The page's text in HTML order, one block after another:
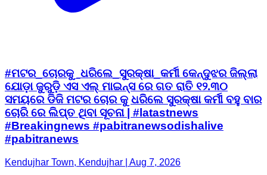
#ମଟର_ଚୋରକୁ_ଧରିଲେ_ସୁରକ୍ଷା_କର୍ମୀ କେନ୍ଦୁଝର ଜିଲ୍ଲା
ଯୋଡ଼ା ଜୁରୁଡ଼ି ଏସ ଏଲ୍ ମାଇନ୍ସ ରେ ଗତ ରାତି ୧୨.୩୦
ସମୟରେ ଡିଜି ମଟର ଚୋର କୁ ଧରିଲେ ସୁରକ୍ଷା କର୍ମୀ ବହୁ ବାର
ଚୋରି ରେ ଲିପ୍ତ ଥିବା ସୂଚନା | #latastnews
#Breakingnews #pabitranewsodishalive
#pabitranews
Kendujhar Town, Kendujhar | Aug 7, 2026